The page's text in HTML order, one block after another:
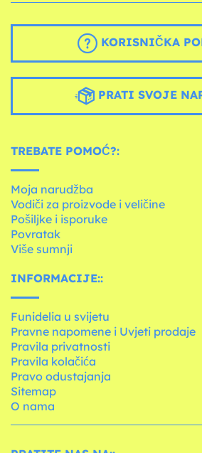
KORISNIČKA
PRATI SVOJE
TREBATE POMOĆ?:
Moja narudžba
Vodiči za proizvode i veličine
Pošiljke i isporuke
Povratak
Više sumnji
INFORMACIJE::
Funidelia u svijetu
Pravne napomene i Uvjeti prodaje
Pravila privatnosti
Pravila kolačića
Pravo odustajanja
Sitemap
O nama